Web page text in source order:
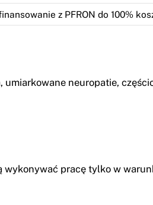
z PFRON do 100%
neuropatie,
pracę tylko w